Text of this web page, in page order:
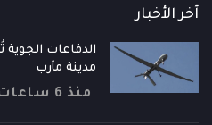
آخر الأخبار
الدفاعات
مدينة مأرب
منذ 6 ساعات